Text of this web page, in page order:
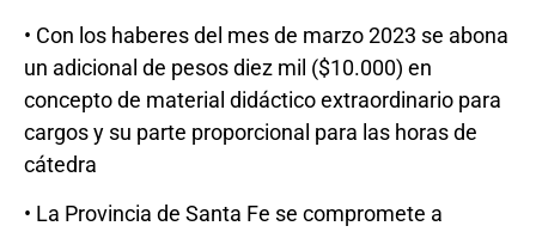
• Con los haberes del mes de marzo 2023 se abona
un adicional de pesos diez mil ($10.000) en
concepto de material didáctico extraordinario para
cargos y su parte proporcional para las horas de
cátedra
• La Provincia de Santa Fe se compromete a